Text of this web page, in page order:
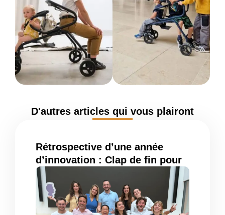
D'autres articles qui vous plairont
Rétrospective d’une année
d’innovation : Clap de fin pour
la promotion 2025-2026 du
Mastère ME310 !